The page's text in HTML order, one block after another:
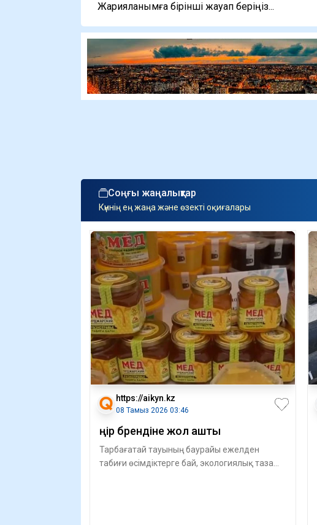
Жарияланымға бірінші жауап беріңіз...
Соңғы жаңалықтар
Күннің ең жаңа және өзекті оқиғалары
https://aikyn.kz
08 Тамыз 2026 03:46
Өңір брендіне жол ашты
Тарбағатай тауының баурайы ежелден
табиғи өсімдіктерге бай, экологиялық таза